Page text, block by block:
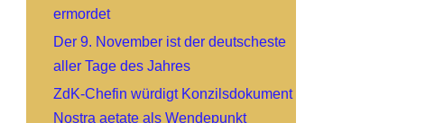
ermordet
Der 9. November ist der deutscheste
aller Tage des Jahres
ZdK-Chefin würdigt Konzilsdokument
Nostra aetate als Wendepunkt